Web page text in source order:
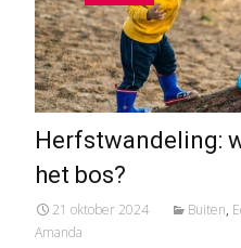
Herfstwandeling:
het bos?
21 oktober 2024 Buiten,
Amanda